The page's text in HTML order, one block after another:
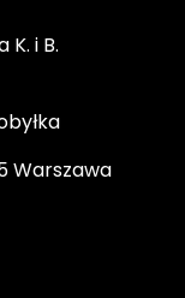
K. i B.
Warszawa